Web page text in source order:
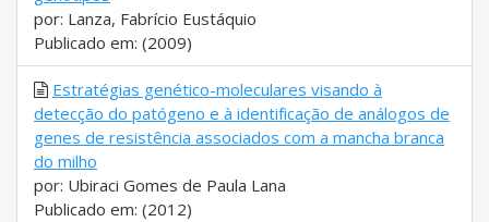
por: Lanza, Fabrício Eustáquio
Publicado em: (2009)
Estratégias genético-moleculares visando à
detecção do patógeno e à identificação de análogos de
genes de resistência associados com a mancha branca
do milho
por: Ubiraci Gomes de Paula Lana
Publicado em: (2012)